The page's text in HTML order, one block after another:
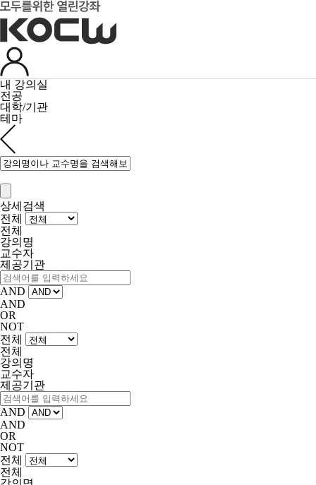
내 강의실
전공
대학/기관
테마
상세검색
전체
전체
강의명
교수자
제공기관
AND
AND
OR
NOT
전체
전체
강의명
교수자
제공기관
AND
AND
OR
NOT
전체
전체